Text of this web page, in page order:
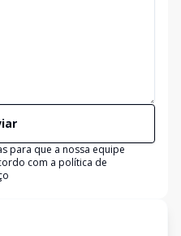
para que a nossa equipe
com a política de